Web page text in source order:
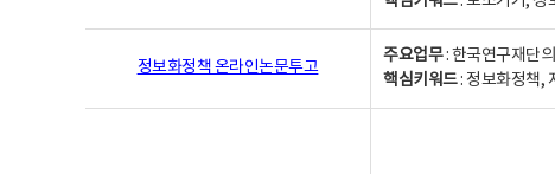
정보화정책 온라인논문투고
주요업무: 한국연구재단
핵심키워드: 정보화정책,